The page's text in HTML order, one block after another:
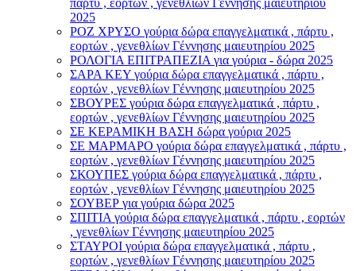
πάρτυ , εορτών , γενεθλίων Γέννησης μαιευτηρίου
2025
ΡΟΖ ΧΡΥΣΟ γούρια δώρα επαγγελματικά , πάρτυ ,
εορτών , γενεθλίων Γέννησης μαιευτηρίου 2025
ΡΟΛΟΓΙΑ ΕΠΙΤΡΑΠΕΖΙΑ για γούρια - δώρα 2025
ΣΑΡΑ ΚΕΥ γούρια δώρα επαγγελματικά , πάρτυ ,
εορτών , γενεθλίων Γέννησης μαιευτηρίου 2025
ΣΒΟΥΡΕΣ γούρια δώρα επαγγελματικά , πάρτυ ,
εορτών , γενεθλίων Γέννησης μαιευτηρίου 2025
ΣΕ ΚΕΡΑΜΙΚΗ ΒΑΣΗ δώρα γούρια 2025
ΣΕ ΜΑΡΜΑΡΟ γούρια δώρα επαγγελματικά , πάρτυ ,
εορτών , γενεθλίων Γέννησης μαιευτηρίου 2025
ΣΚΟΥΠΕΣ γούρια δώρα επαγγελματικά , πάρτυ ,
εορτών , γενεθλίων Γέννησης μαιευτηρίου 2025
ΣΟΥΒΕΡ για γούρια δώρα 2025
ΣΠΙΤΙΑ γούρια δώρα επαγγελματικά , πάρτυ , εορτών
, γενεθλίων Γέννησης μαιευτηρίου 2025
ΣΤΑΥΡΟI γούρια δώρα επαγγελματικά , πάρτυ ,
εορτών , γενεθλίων Γέννησης μαιευτηρίου 2025